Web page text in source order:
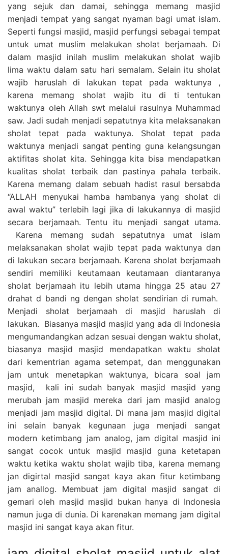
yang sejuk dan damai, sehingga memang masjid
menjadi tempat yang sangat nyaman bagi umat islam.
Seperti fungsi masjid, masjid perfungsi sebagai tempat
untuk umat muslim melakukan sholat berjamaah. Di
dalam masjid inilah muslim melakukan sholat wajib
lima waktu dalam satu hari semalam. Selain itu sholat
wajib haruslah di lakukan tepat pada waktunya ,
karena memang sholat wajib itu di ti tentukan
waktunya oleh Allah swt melalui rasulnya Muhammad
saw. Jadi sudah menjadi sepatutnya kita melaksanakan
sholat tepat pada waktunya. Sholat tepat pada
waktunya menjadi sangat penting guna kelangsungan
aktifitas sholat kita. Sehingga kita bisa mendapatkan
kualitas sholat terbaik dan pastinya pahala terbaik.
Karena memang dalam sebuah hadist rasul bersabda
“ALLAH menyukai hamba hambanya yang sholat di
awal waktu” terlebih lagi jika di lakukannya di masjid
secara berjamaah. Tentu itu menjadi sangat utama.
Karena memang sudah sepatutnya umat islam
melaksanakan sholat wajib tepat pada waktunya dan
di lakukan secara berjamaah. Karena sholat berjamaah
sendiri memiliki keutamaan keutamaan diantaranya
sholat berjamaah itu lebih utama hingga 25 atau 27
drahat d bandi ng dengan sholat sendirian di rumah.
Menjadi sholat berjamaah di masjid haruslah di
lakukan. Biasanya masjid masjid yang ada di Indonesia
mengumandangkan adzan sesuai dengan waktu sholat,
biasanya masjid masjid mendapatkan waktu sholat
dari kementrian agama setempat, dan menggunakan
jam untuk menetapkan waktunya, bicara soal jam
masjid, kali ini sudah banyak masjid masjid yang
merubah jam masjid mereka dari jam masjid analog
menjadi jam masjid digital. Di mana jam masjid digital
ini selain banyak kegunaan juga menjadi sangat
modern ketimbang jam analog, jam digital masjid ini
sangat cocok untuk masjid masjid guna ketetapan
waktu ketika waktu sholat wajib tiba, karena memang
jan digirtal masjid sangat kaya akan fitur ketimbang
jam anallog. Membuat jam digital masjid sangat di
gemari oleh masjid masjid bukan hanya di Indonesia
namun juga di dunia. Di karenakan memang jam digital
masjid ini sangat kaya akan fitur.